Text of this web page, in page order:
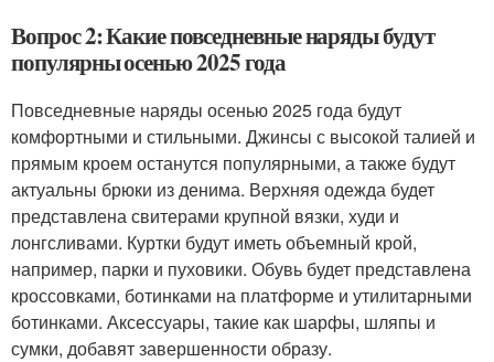
Вопрос 2: Какие повседневные наряды будут
популярны осенью 2025 года
Повседневные наряды осенью 2025 года будут
комфортными и стильными. Джинсы с высокой талией и
прямым кроем останутся популярными, а также будут
актуальны брюки из денима. Верхняя одежда будет
представлена свитерами крупной вязки, худи и
лонгсливами. Куртки будут иметь объемный крой,
например, парки и пуховики. Обувь будет представлена
кроссовками, ботинками на платформе и утилитарными
ботинками. Аксессуары, такие как шарфы, шляпы и
сумки, добавят завершенности образу.